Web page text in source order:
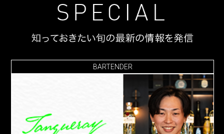
BARTENDER